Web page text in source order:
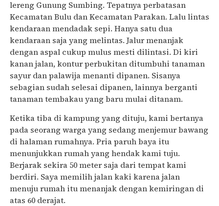
lereng Gunung Sumbing. Tepatnya perbatasan
Kecamatan Bulu dan Kecamatan Parakan. Lalu lintas
kendaraan mendadak sepi. Hanya satu dua
kendaraan saja yang melintas. Jalur menanjak
dengan aspal cukup mulus mesti dilintasi. Di kiri
kanan jalan, kontur perbukitan ditumbuhi tanaman
sayur dan palawija menanti dipanen. Sisanya
sebagian sudah selesai dipanen, lainnya berganti
tanaman tembakau yang baru mulai ditanam.
Ketika tiba di kampung yang dituju, kami bertanya
pada seorang warga yang sedang menjemur bawang
di halaman rumahnya. Pria paruh baya itu
menunjukkan rumah yang hendak kami tuju.
Berjarak sekira 50 meter saja dari tempat kami
berdiri. Saya memilih jalan kaki karena jalan
menuju rumah itu menanjak dengan kemiringan di
atas 60 derajat.